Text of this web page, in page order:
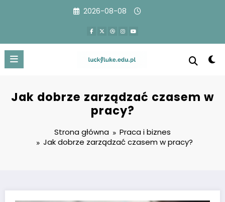
2026-08-08
Jak dobrze zarządzać czasem w
pracy?
Strona główna
Praca i biznes
Jak dobrze zarządzać czasem w pracy?